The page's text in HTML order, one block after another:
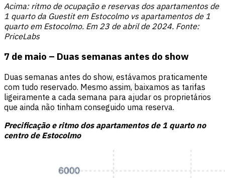
Acima: ritmo de ocupação e reservas dos apartamentos de
1 quarto da Guestit em Estocolmo vs apartamentos de 1
quarto em Estocolmo. Em 23 de abril de 2024. Fonte:
PriceLabs
7 de maio – Duas semanas antes do show
Duas semanas antes do show, estávamos praticamente
com tudo reservado. Mesmo assim, baixamos as tarifas
ligeiramente a cada semana para ajudar os proprietários
que ainda não tinham conseguido uma reserva.
Precificação e ritmo dos apartamentos de 1 quarto no
centro de Estocolmo